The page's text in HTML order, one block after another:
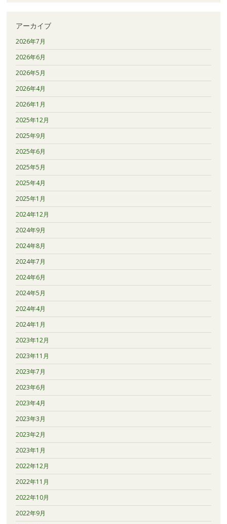
アーカイブ
2026年7月
2026年6月
2026年5月
2026年4月
2026年1月
2025年12月
2025年9月
2025年6月
2025年5月
2025年4月
2025年1月
2024年12月
2024年9月
2024年8月
2024年7月
2024年6月
2024年5月
2024年4月
2024年1月
2023年12月
2023年11月
2023年7月
2023年6月
2023年4月
2023年3月
2023年2月
2023年1月
2022年12月
2022年11月
2022年10月
2022年9月